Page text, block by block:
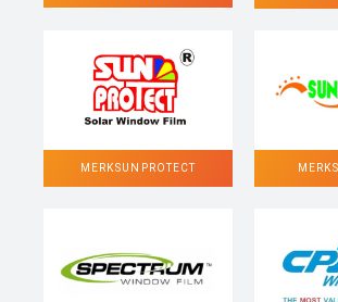
MERK SUN PROTECT MERK